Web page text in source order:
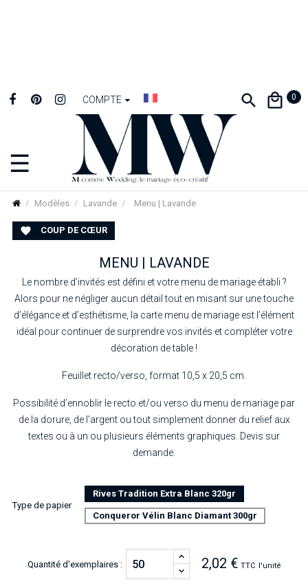
COMPTE 0
Basculer
la
navigation
☰
Modèles Lavande Menu | Lavande
 COUP DE CŒUR
MENU | LAVANDE
Le nombre d’invités est défini et votre menu de mariage établi ?
Alors pour ne négliger aucun détail tout en misant sur une touche
d’élégance et d’esthétisme, la carte menu de mariage est l’élément
idéal pour continuer de surprendre vos invités et compléter votre
décoration de table !
Feuillet recto/verso, format 10,5 x 20,5 cm.
Possibilité d’ennoblir le recto et/ou verso du menu de mariage par
de la dorure, de l’argent ou tout simplement donner du relief aux
textes ou à un ou plusieurs éléments graphiques. Devis sur
demande.
Type de papier
Rives Tradition Extra Blanc 320gr
Conqueror Vélin Blanc Diamant 300gr
Quantité d'exemplaires : 2,02 € TTC l'unité